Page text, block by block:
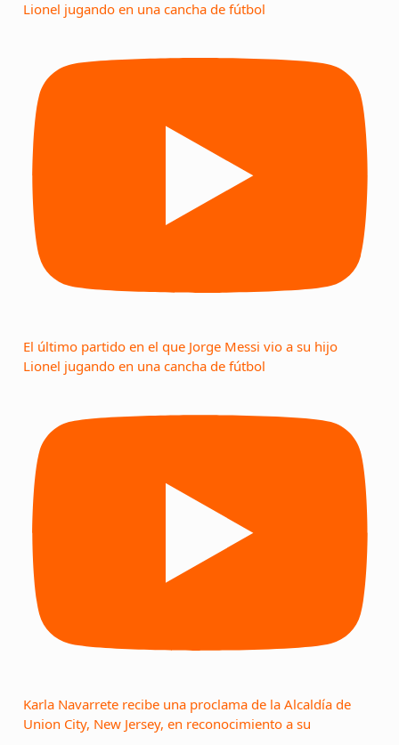
Lionel jugando en una cancha de fútbol
El último partido en el que Jorge Messi vio a su hijo
Lionel jugando en una cancha de fútbol
Karla Navarrete recibe una proclama de la Alcaldía de
Union City, New Jersey, en reconocimiento a su